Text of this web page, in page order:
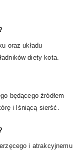
oraz układu
diety kota.
będącego źródłem
i lśniącą sierść.
i atrakcyjnemu